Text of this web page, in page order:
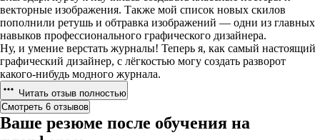
векторные изображения. Также мой список новых скилов
пополнили ретушь и обтравка изображений — одни из главных
навыков профессионального графического дизайнера.
Ну, и умение верстать журналы! Теперь я, как самый настоящий
графический дизайнер, с лёгкостью могу создать разворот
какого-нибудь модного журнала.
Читать отзыв полностью
Смотреть 6 отзывов
Ваше резюме после обучения на